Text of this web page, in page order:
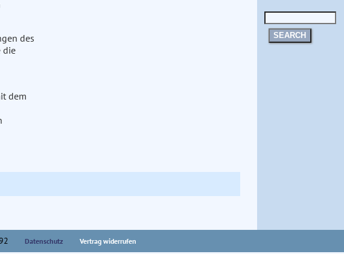
des
die
dem
SEARCH
Datenschutz Vertrag widerrufen